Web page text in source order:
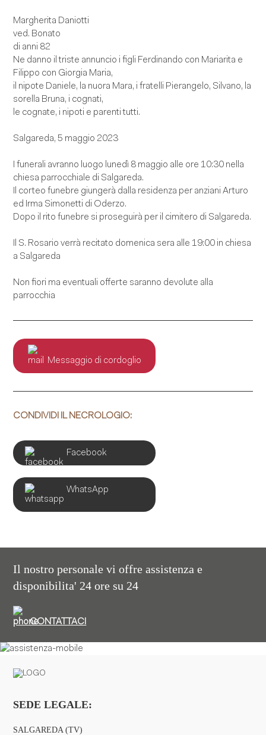
Margherita Daniotti
ved. Bonato
di anni 82
Ne danno il triste annuncio i figli Ferdinando con Mariarita e
Filippo con Giorgia Maria,
il nipote Daniele, la nuora Mara, i fratelli Pierangelo, Silvano, la
sorella Bruna, i cognati,
le cognate, i nipoti e parenti tutti.
Salgareda, 5 maggio 2023
I funerali avranno luogo lunedì 8 maggio alle ore 10:30 nella
chiesa parrocchiale di Salgareda.
Il corteo funebre giungerà dalla residenza per anziani Arturo
ed Irma Simonetti di Oderzo.
Dopo il rito funebre si proseguirà per il cimitero di Salgareda.
Il S. Rosario verrà recitato domenica sera alle 19:00 in chiesa
a Salgareda
Non fiori ma eventuali offerte saranno devolute alla
parrocchia
Messaggio di cordoglio
CONDIVIDI IL NECROLOGIO:
Facebook
WhatsApp
Il nostro personale vi offre assistenza e
disponibilita' 24 ore su 24
CONTATTACI
SEDE LEGALE:
SALGAREDA (TV)